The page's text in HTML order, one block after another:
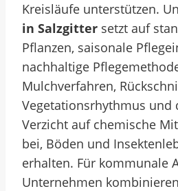
Kreisläufe unterstützen.
in Salzgitter setzt auf
Pflanzen, saisonale
nachhaltige
Mulchverfahren,
Vegetationsrhythmus und
Verzicht auf chemische
bei, Böden und
erhalten. Für kommunale
Unternehmen